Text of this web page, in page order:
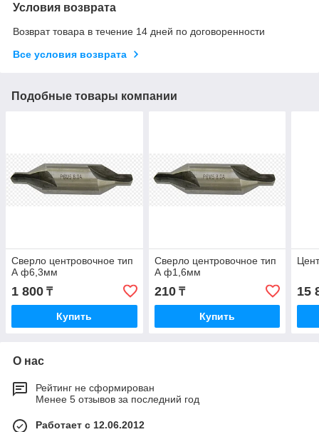
Условия возврата
Возврат товара в течение 14 дней по договоренности
Все условия возврата
Подобные товары компании
Сверло центровочное тип
А ф6,3мм
1 800 ₸
Купить
Сверло центровочное тип
А ф1,6мм
210₸
Купить
15
О нас
Рейтинг не сформирован
Менее 5 отзывов за последний год
Работает с 12.06.2012